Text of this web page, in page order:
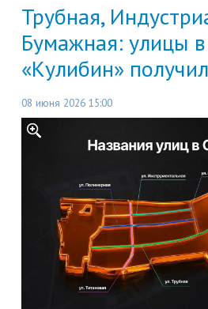
Трубная,
Бумажная: улицы
«Кулибин»
08 июня 2026 15:00